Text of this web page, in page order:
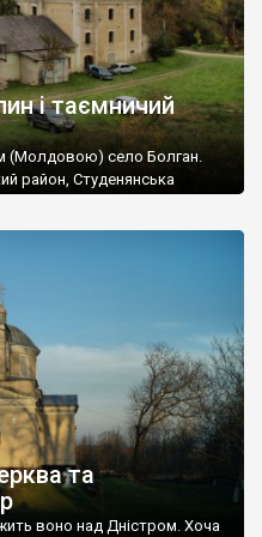
і таємничий
(Молдовою) село Болган.
район, Студенянська
хрестами. Всі епітафії, які
церковнослов’янською
– цвинтар
століттям. У 1924-1940
та
воно над Дністром. Хоча